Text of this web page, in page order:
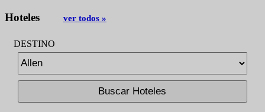
Hoteles ver todos »
DESTINO
Buscar Hoteles